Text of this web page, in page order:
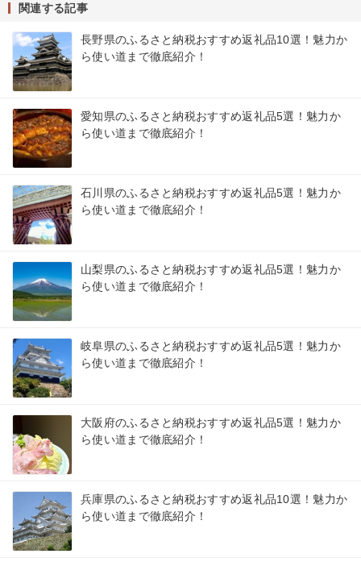
関連する記事
長野県のふるさと納税おすすめ返礼品10選！魅力か
ら使い道まで徹底紹介！
愛知県のふるさと納税おすすめ返礼品5選！魅力か
ら使い道まで徹底紹介！
石川県のふるさと納税おすすめ返礼品5選！魅力か
ら使い道まで徹底紹介！
山梨県のふるさと納税おすすめ返礼品5選！魅力か
ら使い道まで徹底紹介！
岐阜県のふるさと納税おすすめ返礼品5選！魅力か
ら使い道まで徹底紹介！
大阪府のふるさと納税おすすめ返礼品5選！魅力か
ら使い道まで徹底紹介！
兵庫県のふるさと納税おすすめ返礼品10選！魅力か
ら使い道まで徹底紹介！